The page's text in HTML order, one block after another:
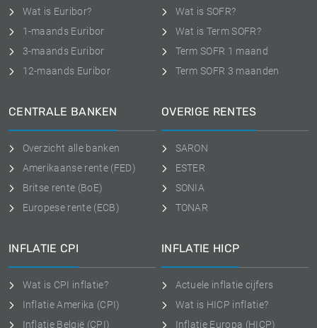
Wat is Euribor?
1-maands Euribor
3-maands Euribor
12-maands Euribor
Wat is SOFR?
Wat is Term SOFR?
Term SOFR 1 maand
Term SOFR 3 maanden
CENTRALE BANKEN
Overzicht alle banken
Amerikaanse rente (FED)
Britse rente (BoE)
Europese rente (ECB)
OVERIGE RENTES
SARON
ESTER
SONIA
TONAR
INFLATIE CPI
Wat is CPI inflatie?
Inflatie Amerika (CPI)
Inflatie België (CPI)
INFLATIE HICP
Actuele inflatie cijfers
Wat is HICP inflatie?
Inflatie Europa (HICP)